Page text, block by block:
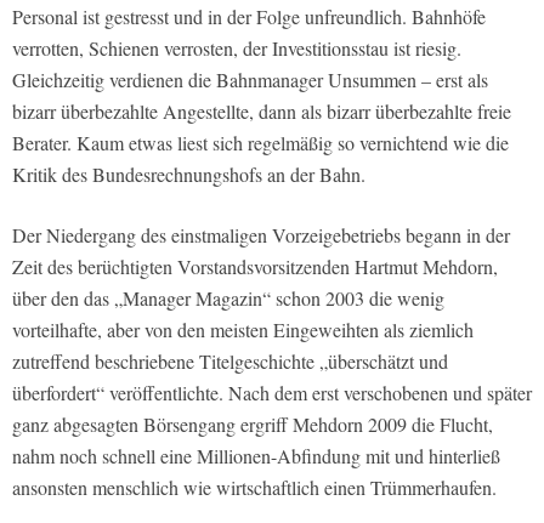
Personal ist gestresst und in der Folge unfreundlich. Bahnhöfe
verrotten, Schienen verrosten, der Investitionsstau ist riesig.
Gleichzeitig verdienen die Bahnmanager Unsummen – erst als
bizarr überbezahlte Angestellte, dann als bizarr überbezahlte freie
Berater. Kaum etwas liest sich regelmäßig so vernichtend wie die
Kritik des Bundesrechnungshofs an der Bahn.
Der Niedergang des einstmaligen Vorzeigebetriebs begann in der
Zeit des berüchtigten Vorstandsvorsitzenden Hartmut Mehdorn,
über den das „Manager Magazin“ schon 2003 die wenig
vorteilhafte, aber von den meisten Eingeweihten als ziemlich
zutreffend beschriebene Titelgeschichte „überschätzt und
überfordert“ veröffentlichte. Nach dem erst verschobenen und später
ganz abgesagten Börsengang ergriff Mehdorn 2009 die Flucht,
nahm noch schnell eine Millionen-Abfindung mit und hinterließ
ansonsten menschlich wie wirtschaftlich einen Trümmerhaufen.